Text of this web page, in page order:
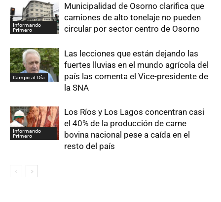
Informando
Primero
Municipalidad de Osorno clarifica que
camiones de alto tonelaje no pueden
circular por sector centro de Osorno
Campo al Día
Las lecciones que están dejando las
fuertes lluvias en el mundo agrícola del
país las comenta el Vice-presidente de
la SNA
Informando
Primero
Los Ríos y Los Lagos concentran casi
el 40% de la producción de carne
bovina nacional pese a caída en el
resto del país